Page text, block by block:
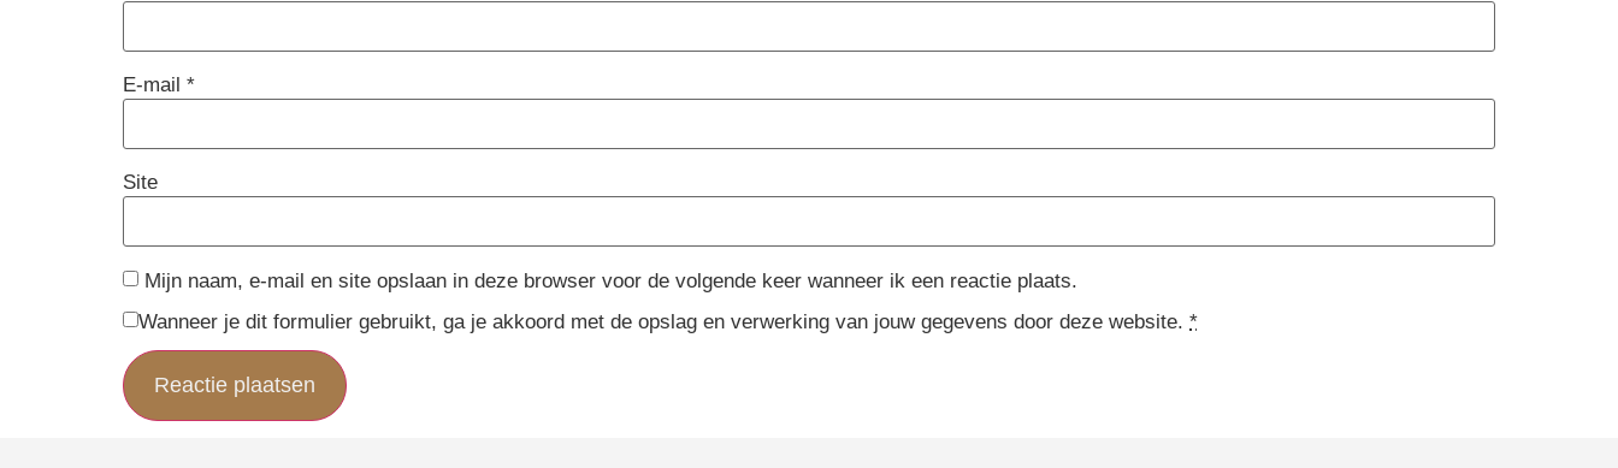
E-mail *
Site
Mijn naam, e-mail en site opslaan in deze browser voor de volgende keer wanneer ik een reactie plaats.
Wanneer je dit formulier gebruikt, ga je akkoord met de opslag en verwerking van jouw gegevens door deze website. *